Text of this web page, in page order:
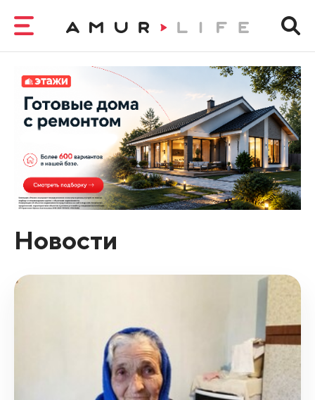
Новости